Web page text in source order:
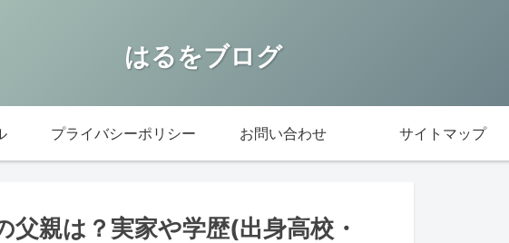
はるをブログ
プライバシーポリシー お問い合わせ サイトマップ
親は？実家や学歴(出身高校・